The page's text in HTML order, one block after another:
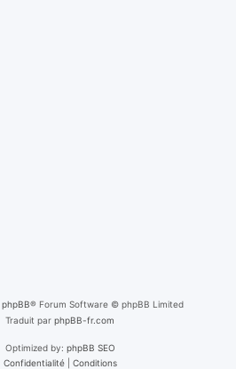
phpBB® Forum Software © phpBB Limited
Traduit par phpBB-fr.com
Optimized by: phpBB SEO
Confidentialité| Conditions